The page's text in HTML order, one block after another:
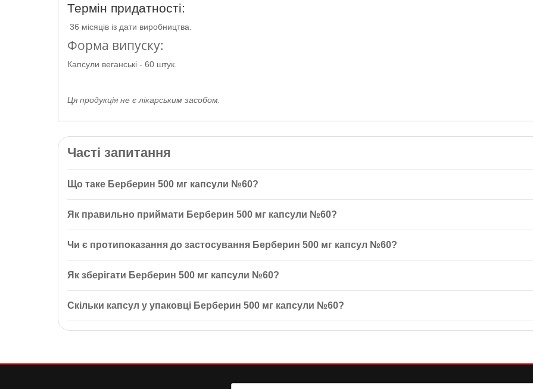
Термін придатності:
36 місяців із дати виробництва.
Форма випуску:
Капсули веганські - 60 штук.
Ця продукція не є лікарським засобом.
Часті запитання
Що таке Берберин 500 мг капсули №60?
холестерину, а також позитивно впливає на серцево-судинну систему.
Як правильно приймати Берберин 500 мг капсули №60?
Чи є протипоказання до застосування Берберин 500 мг капсул №60?
Як зберігати Берберин 500 мг капсули №60?
вище 85%.
Скільки капсул у упаковці Берберин 500 мг капсули №60?